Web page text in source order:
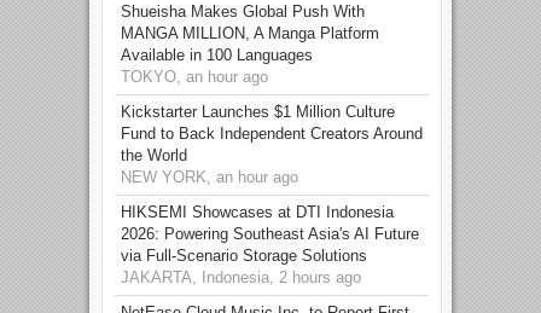
Shueisha Makes Global Push With
MANGA MILLION, A Manga Platform
Available in 100 Languages
TOKYO, an hour ago
Kickstarter Launches $1 Million Culture
Fund to Back Independent Creators Around
the World
NEW YORK, an hour ago
HIKSEMI Showcases at DTI Indonesia
2026: Powering Southeast Asia's AI Future
via Full‑Scenario Storage Solutions
JAKARTA, Indonesia, 2 hours ago